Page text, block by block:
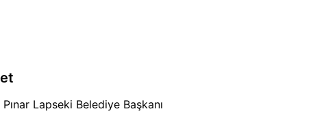
Lapseki Belediye Başkanı